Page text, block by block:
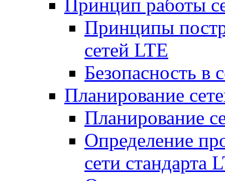
Принцип работы
Принципы
сетей LTE
Безопасность в
Планирование
Планирование
Определение
сети стандарта